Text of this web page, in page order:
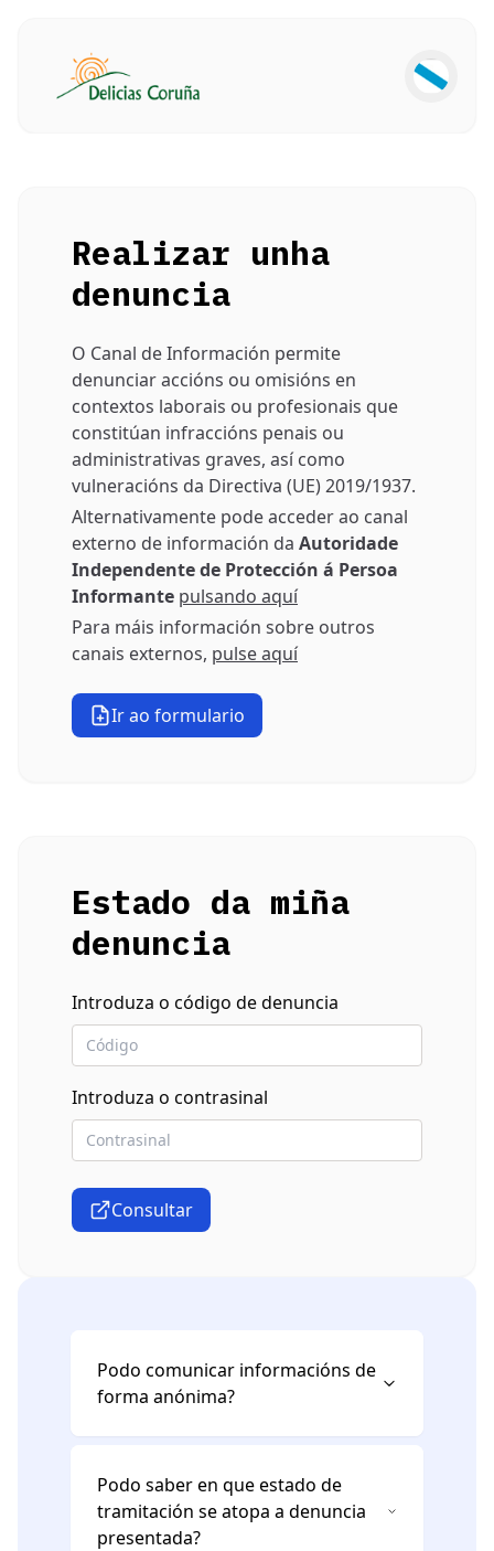
Realizar unha
denuncia
O Canal de Información permite
denunciar accións ou omisións en
contextos laborais ou profesionais que
constitúan infraccións penais ou
administrativas graves, así como
vulneracións da Directiva (UE) 2019/1937.
Alternativamente pode acceder ao canal
externo de información da Autoridade
Independente de Protección á Persoa
Informante pulsando aquí
Para máis información sobre outros
canais externos, pulse aquí
Ir ao formulario
Estado da miña
denuncia
Introduza o código de denuncia
Introduza o contrasinal
Consultar
Podo comunicar informacións de
forma anónima?
Podo saber en que estado de
tramitación se atopa a denuncia
presentada?